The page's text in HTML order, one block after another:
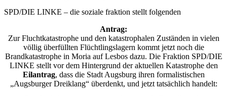
SPD/DIE LINKE – die soziale fraktion stellt folgenden
Antrag:
Zur Fluchtkatastrophe und den katastrophalen Zuständen in vielen
völlig überfüllten Flüchtlingslagern kommt jetzt noch die
Brandkatastrophe in Moria auf Lesbos dazu. Die Fraktion SPD/DIE
LINKE stellt vor dem Hintergrund der aktuellen Katastrophe den
Eilantrag, dass die Stadt Augsburg ihren formalistischen
„Augsburger Dreiklang“ überdenkt, und jetzt tatsächlich handelt: